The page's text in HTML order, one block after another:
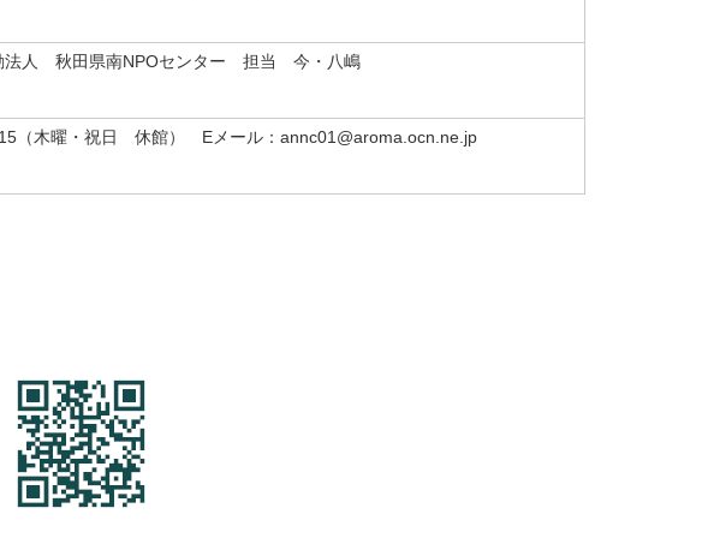
法人 秋田県南NPOセンター 担当 今・八嶋
（木曜・祝日 休館） Eメール：annc01@aroma.ocn.ne.jp